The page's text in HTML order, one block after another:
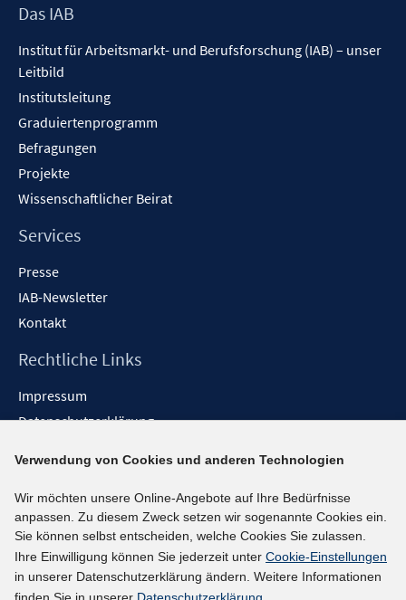
Footer
Das IAB
Institut für Arbeitsmarkt- und Berufsforschung (IAB) – unser
Leitbild
Institutsleitung
Graduiertenprogramm
Befragungen
Projekte
Wissenschaftlicher Beirat
Services
Presse
IAB-Newsletter
Kontakt
Rechtliche Links
Impressum
Datenschutzerklärung
Barrieren melden
Social-Media-Kanäle
BlueSky
YouTube
LinkedIn
Verwendung von Cookies und anderen Technologien
Wir möchten unsere Online-Angebote auf Ihre Bedürfnisse
anpassen. Zu diesem Zweck setzen wir sogenannte Cookies ein.
Sie können selbst entscheiden, welche Cookies Sie zulassen.
Ihre Einwilligung können Sie jederzeit unter Cookie-Einstellungen
in unserer Datenschutzerklärung ändern. Weitere Informationen